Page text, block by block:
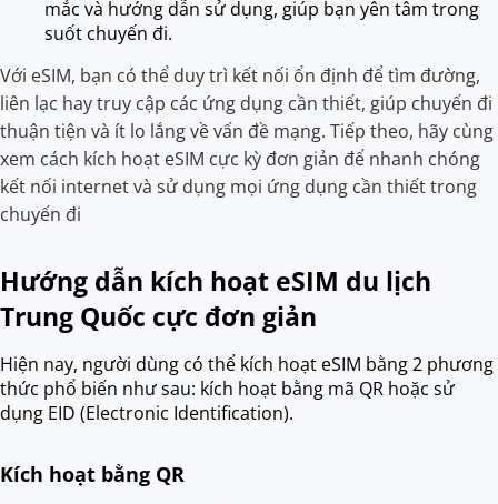
mắc và hướng dẫn sử dụng, giúp bạn yên tâm trong
suốt chuyến đi.
Với eSIM, bạn có thể duy trì kết nối ổn định để tìm đường,
liên lạc hay truy cập các ứng dụng cần thiết, giúp chuyến đi
thuận tiện và ít lo lắng về vấn đề mạng. Tiếp theo, hãy cùng
xem cách kích hoạt eSIM cực kỳ đơn giản để nhanh chóng
kết nối internet và sử dụng mọi ứng dụng cần thiết trong
chuyến đi
Hướng dẫn kích hoạt eSIM du lịch
Trung Quốc cực đơn giản
Hiện nay, người dùng có thể kích hoạt eSIM bằng 2 phương
thức phổ biến như sau: kích hoạt bằng mã QR hoặc sử
dụng EID (Electronic Identification).
Kích hoạt bằng QR